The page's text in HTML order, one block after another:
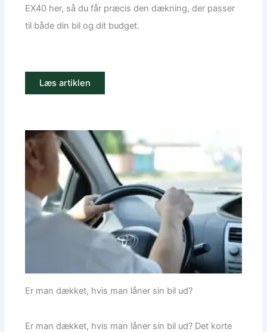
EX40 her, så du får præcis den dækning, der passer
til både din bil og dit budget.
Læs artiklen
Er man dækket, hvis man låner sin bil ud?
Er man dækket, hvis man låner sin bil ud? Det korte